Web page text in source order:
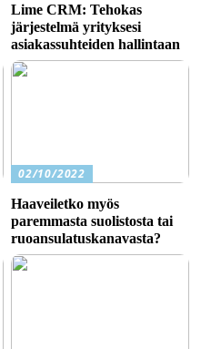
Lime CRM: Tehokas
järjestelmä yrityksesi
asiakassuhteiden hallintaan
02/10/2022
Haaveiletko myös
paremmasta suolistosta tai
ruoansulatuskanavasta?